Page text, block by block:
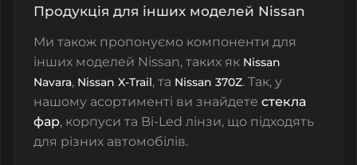
Продукція для інших моделей Nissan
Ми також пропонуємо компоненти для
інших моделей Nissan, таких як Nissan
Navara, Nissan X-Trail, та Nissan 370Z. Так, у
нашому асортименті ви знайдете стекла
фар, корпуси та Bi-Led лінзи, що підходять
для різних автомобілів.